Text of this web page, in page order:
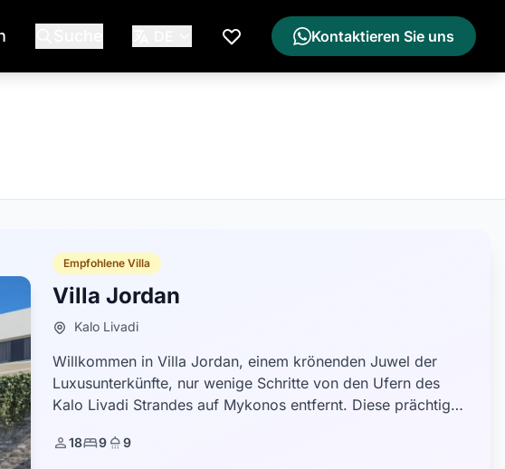
Meine Wunschliste
Kontaktieren Sie uns
Empfohlene Villa
Villa Jordan
Kalo Livadi
Willkommen in Villa Jordan, einem krönenden Juwel der
Luxusunterkünfte, nur wenige Schritte von den Ufern des
Kalo Livadi Strandes auf Mykonos entfernt. Diese prächtige
18 9 9